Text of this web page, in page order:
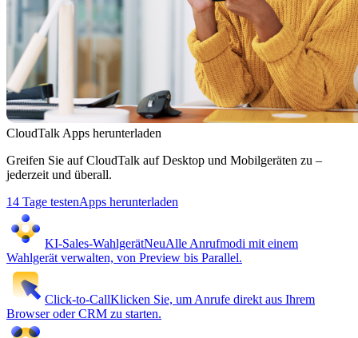
CloudTalk Apps herunterladen
Greifen Sie auf CloudTalk auf Desktop und Mobilgeräten zu –
jederzeit und überall.
14 Tage testenApps herunterladen
KI-Sales-WahlgerätNeuAlle Anrufmodi mit einem
Wahlgerät verwalten, von Preview bis Parallel.
Click-to-CallKlicken Sie, um Anrufe direkt aus Ihrem
Browser oder CRM zu starten.